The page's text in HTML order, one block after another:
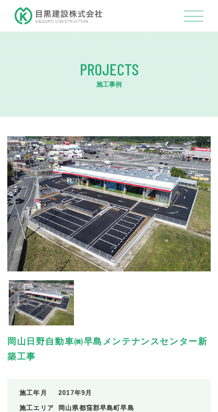
PROJECTS
施工事例
岡山日野自動車㈱早島メンテナンスセンター新
築工事
施工年月 2017年9月
施工エリア 岡山県都窪郡早島町早島